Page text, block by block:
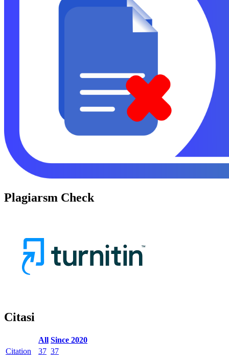
Plagiarsm Check
Citasi
All Since 2020
Citation
37 37